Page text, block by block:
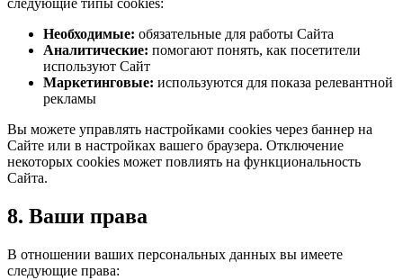
следующие типы cookies:
Необходимые: обязательные для работы Сайта
Аналитические: помогают понять, как посетители
используют Сайт
Маркетинговые: используются для показа релевантной
рекламы
Вы можете управлять настройками cookies через баннер на
Сайте или в настройках вашего браузера. Отключение
некоторых cookies может повлиять на функциональность
Сайта.
8. Ваши права
В отношении ваших персональных данных вы имеете
следующие права: